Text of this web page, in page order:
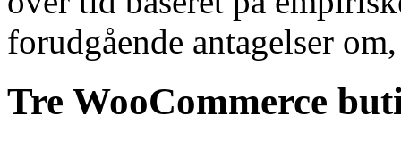
forudgående antagelser
Tre WooCommerce